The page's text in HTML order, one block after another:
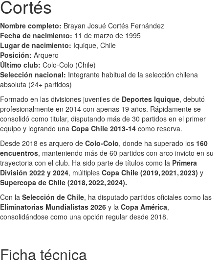
Cortés
Nombre completo: Brayan Josué Cortés Fernández
Fecha de nacimiento: 11 de marzo de 1995
Lugar de nacimiento: Iquique, Chile
Posición: Arquero
Último club: Colo-Colo (Chile)
Selección nacional: Integrante habitual de la selección chilena
absoluta (24+ partidos)
Formado en las divisiones juveniles de Deportes Iquique, debutó
profesionalmente en 2014 con apenas 19 años. Rápidamente se
consolidó como titular, disputando más de 30 partidos en el primer
equipo y logrando una Copa Chile 2013‑14 como reserva.
Desde 2018 es arquero de Colo‑Colo, donde ha superado los 160
encuentros, manteniendo más de 60 partidos con arco invicto en su
trayectoria con el club. Ha sido parte de títulos como la Primera
División 2022 y 2024, múltiples Copa Chile (2019, 2021, 2023) y
Supercopa de Chile (2018, 2022, 2024).
Con la Selección de Chile, ha disputado partidos oficiales como las
Eliminatorias Mundialistas 2026 y la Copa América,
consolidándose como una opción regular desde 2018.
Ficha técnica